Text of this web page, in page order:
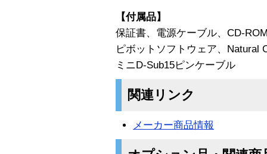
【付属品】
保証書、電源ケーブル、CD-
ピボットソフトウェア、Natural
ミニD-Sub15ピンケーブル
関連リンク
メーカー商品情報